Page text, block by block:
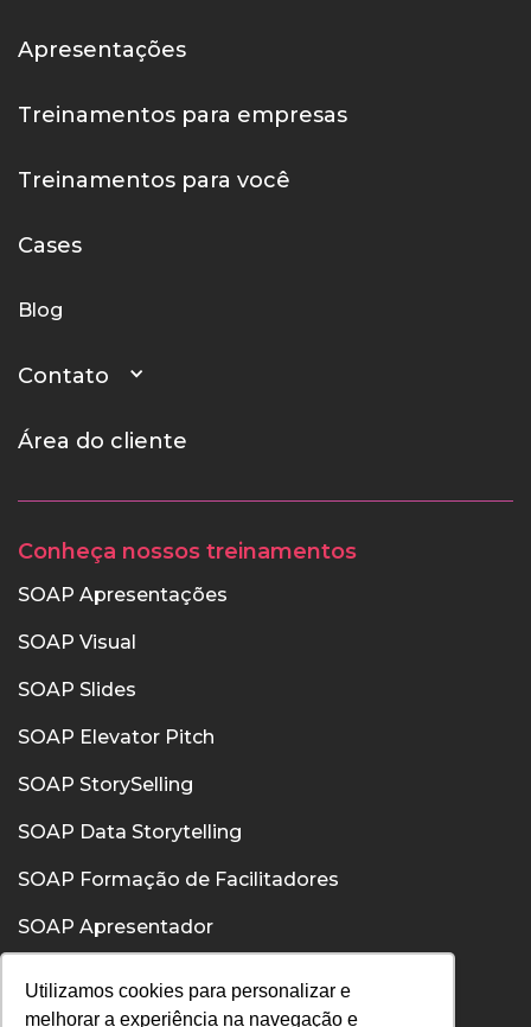
Utilizamos cookies para personalizar e
melhorar a experiência na navegação e
Apresentações
Treinamentos para empresas
Treinamentos para você
Cases
Blog
Contato
Área do cliente
Conheça nossos treinamentos
SOAP Apresentações
SOAP Visual
SOAP Slides
SOAP Elevator Pitch
SOAP StorySelling
SOAP Data Storytelling
SOAP Formação de Facilitadores
SOAP Apresentador
SOAP Comunicação Interpessoal